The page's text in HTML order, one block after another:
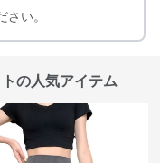
い。
の人気アイテム